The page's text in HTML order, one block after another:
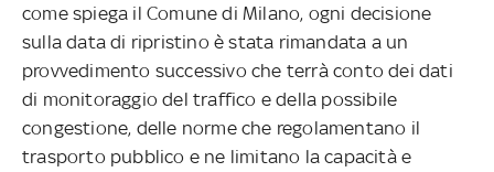
come spiega il Comune di Milano, ogni decisione
sulla data di ripristino è stata rimandata a un
provvedimento successivo che terrà conto dei dati
di monitoraggio del traffico e della possibile
congestione, delle norme che regolamentano il
trasporto pubblico e ne limitano la capacità e